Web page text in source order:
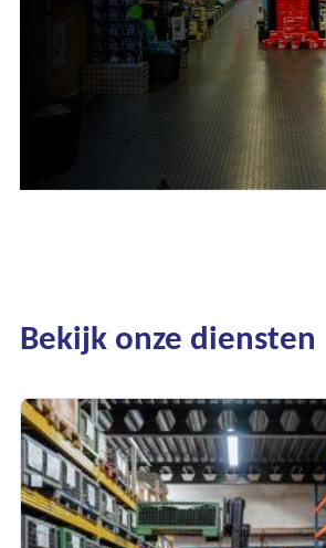
Bekijk onze diensten